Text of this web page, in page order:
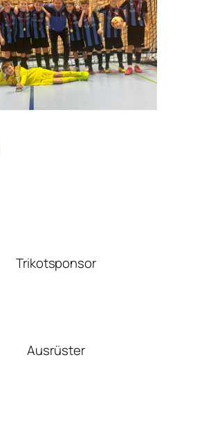
Trikotsponsor
Ausrüster